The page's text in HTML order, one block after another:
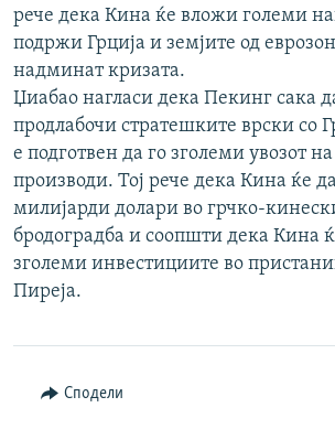
СЛЕДЕТЕ НЕ
РСЕ веб страници
рече дека Кина ќе вложи големи
подржи Грција и земјите од
надминат кризата.
Џиабао нагласи дека Пекинг сака
продлабочи стратешките врски со
е подготвен да го зголеми увозот
производи. Тој рече дека Кина ќе
милијарди долари во грчко-
бродоградба и соопшти дека Кина
зголеми инвестициите во
Пиреја.
Сподели